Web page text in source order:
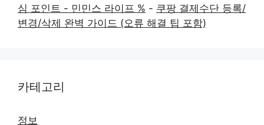
심 포인트 - 민민스 라이프 % - 쿠팡 결제수단 등록/
변경/삭제 완벽 가이드 (오류 해결 팁 포함)
카테고리
정보